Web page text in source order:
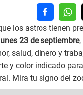
los astros tienen
lunes 23 de septiembre,
salud, dinero y
y color indicado
Mira tu signo del